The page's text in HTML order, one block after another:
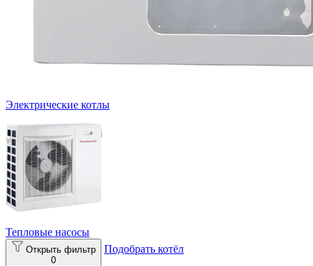
Электрические котлы
Тепловые насосы
Открыть фильтр
0
Подобрать котёл